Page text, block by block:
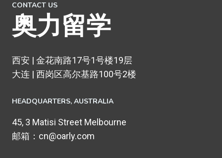
CONTACT US
奥力留学
西安 | 金花南路17号1号楼19层
大连 | 西岗区高尔基路100号2楼
HEADQUARTERS​, AUSTRALIA
45, 3 Matisi Street Melbourne
邮箱：cn@oarly.com